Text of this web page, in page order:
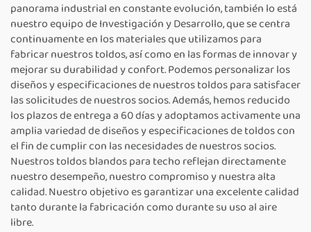
panorama industrial en constante evolución, también lo está
nuestro equipo de Investigación y Desarrollo, que se centra
continuamente en los materiales que utilizamos para
fabricar nuestros toldos, así como en las formas de innovar y
mejorar su durabilidad y confort. Podemos personalizar los
diseños y especificaciones de nuestros toldos para satisfacer
las solicitudes de nuestros socios. Además, hemos reducido
los plazos de entrega a 60 días y adoptamos activamente una
amplia variedad de diseños y especificaciones de toldos con
el fin de cumplir con las necesidades de nuestros socios.
Nuestros toldos blandos para techo reflejan directamente
nuestro desempeño, nuestro compromiso y nuestra alta
calidad. Nuestro objetivo es garantizar una excelente calidad
tanto durante la fabricación como durante su uso al aire
libre.